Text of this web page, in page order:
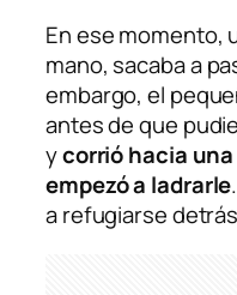
En ese momento,
mano, sacaba a
embargo, el
antes de que
ycorrió hacia
empezó a ladrarle
a refugiarse